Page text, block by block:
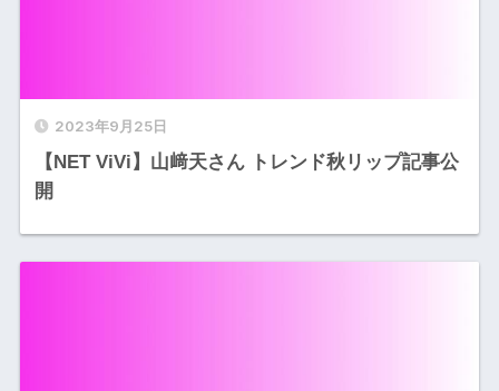
2023年9月25日
【NET ViVi】山﨑天さん トレンド秋リップ記事公
開